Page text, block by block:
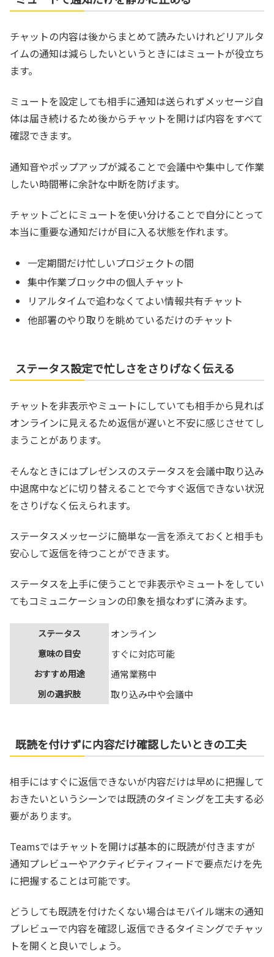
チャットの内容は後からまとめて読みたいけれどリアルタ
イムの通知は減らしたいというときにはミュートが役立ち
ます。
ミュートを設定しても相手に通知は送られずメッセージ自
体は届き続けるため後からチャットを開けば内容をすべて
確認できます。
通知音やポップアップが減ることで会議中や集中して作業
したい時間帯に余計な中断を防げます。
チャットごとにミュートを使い分けることで自分にとって
本当に重要な通知だけが目に入る状態を作れます。
一定期間だけ忙しいプロジェクトの間
集中作業ブロック中の個人チャット
リアルタイムで追わなくてよい情報共有チャット
他部署のやり取りを眺めているだけのチャット
ステータス設定で忙しさをさりげなく伝える
チャットを非表示やミュートにしていても相手から見れば
オンラインに見えるため返信が遅いと不安に感じさせてし
まうことがあります。
そんなときにはプレゼンスのステータスを会議中取り込み
中退席中などに切り替えることで今すぐ返信できない状況
をさりげなく伝えられます。
ステータスメッセージに簡単な一言を添えておくと相手も
安心して返信を待つことができます。
ステータスを上手に使うことで非表示やミュートをしてい
てもコミュニケーションの印象を損なわずに済みます。
ステータス オンライン
意味の目安 すぐに対応可能
おすすめ用途 通常業務中
別の選択肢 取り込み中や会議中
既読を付けずに内容だけ確認したいときの工夫
相手にはすぐに返信できないが内容だけは早めに把握して
おきたいというシーンでは既読のタイミングを工夫する必
要があります。
Teamsではチャットを開けば基本的に既読が付きますが
通知プレビューやアクティビティフィードで要点だけを先
に把握することは可能です。
どうしても既読を付けたくない場合はモバイル端末の通知
プレビューで内容を確認し返信できるタイミングでチャッ
トを開くと良いでしょう。